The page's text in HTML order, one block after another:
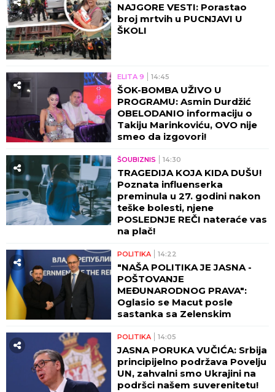
NAJGORE VESTI: Porastao
broj mrtvih u PUCNJAVI U
ŠKOLI
ELITA 9 14:45
ŠOK-BOMBA UŽIVO U
PROGRAMU: Asmin Durdžić
OBELODANIO informaciju o
Takiju Marinkoviću, OVO nije
smeo da izgovori!
ŠOUBIZNIS 14:30
TRAGEDIJA KOJA KIDA DUŠU!
Poznata influenserka
preminula u 27. godini nakon
teške bolesti, njene
POSLEDNJE REČI nateraće vas
na plač!
POLITIKA 14:22
"NAŠA POLITIKA JE JASNA -
POŠTOVANJE
MEĐUNARODNOG PRAVA":
Oglasio se Macut posle
sastanka sa Zelenskim
POLITIKA 14:05
JASNA PORUKA VUČIĆA: Srbija
principijelno podržava Povelju
UN, zahvalni smo Ukrajini na
podršci našem suverenitetu!